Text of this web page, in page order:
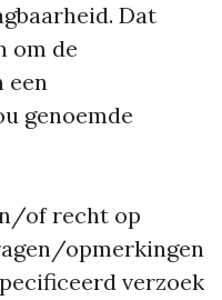
Dat
om de
een
genoemde
of recht op
opmerkingen
verzoek